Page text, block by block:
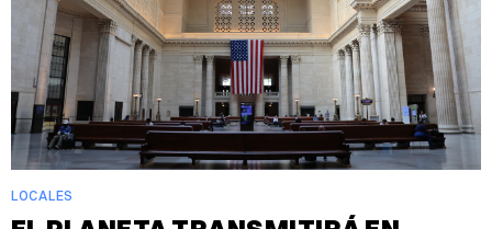
LOCALES